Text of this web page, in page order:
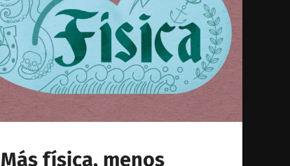
Más física, menos